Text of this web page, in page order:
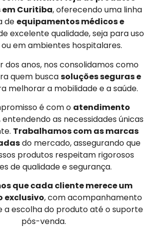
Curitiba, oferecendo uma linha
de equipamentos médicos e
excelente qualidade, seja para uso
em ambientes hospitalares.
dos anos, nos consolidamos como
quem buscasoluções seguras e
melhorar a mobilidade e a saúde.
é com o atendimento
entendendo as necessidades únicas
Trabalhamos com as marcas
do mercado, assegurando que
produtos respeitam rigorosos
de qualidade e segurança.
que cada cliente merece um
exclusivo, com acompanhamento
a escolha do produto até o suporte
pós-venda.